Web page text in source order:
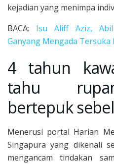
kejadian yang menimpa
BACA: Isu Aliff Aziz,
Ganyang Mengada Tersuka
4 tahun
tahu
bertepuk
Menerusi portal Harian
Singapura yang dikenali
mengancam tindakan